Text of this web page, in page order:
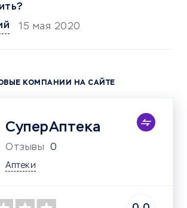
15 мая 2020
КОМПАНИИ НА САЙТЕ
СуперАптека
Отзывы 0
Аптеки